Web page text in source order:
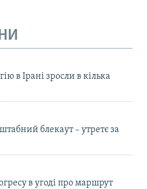
в Ірані зросли в кілька
блекаут – утретє за
в угоді про маршрут